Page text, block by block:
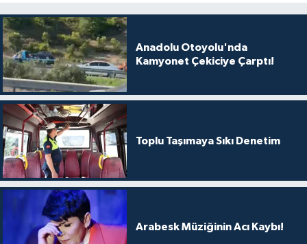
Anadolu Otoyolu'nda
Kamyonet Çekiciye Çarptı!
Toplu Taşımaya Sıkı Denetim
Arabesk Müziğinin Acı Kaybı!